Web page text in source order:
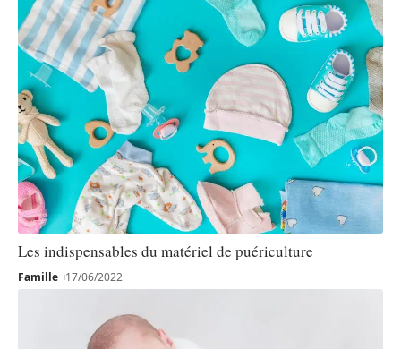
Les indispensables du matériel de puériculture
Famille 17/06/2022